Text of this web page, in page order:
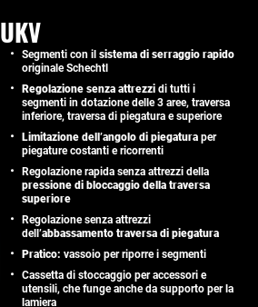
UKV
Segmenti con il sistema di serraggio rapido
originale Schechtl
Regolazione senza attrezzi di tutti i
segmenti in dotazione delle 3 aree, traversa
inferiore, traversa di piegatura e superiore
Limitazione dell’angolo di piegatura per
piegature costanti e ricorrenti
Regolazione rapida senza attrezzi della
pressione di bloccaggio della traversa
superiore
Regolazione senza attrezzi
dell’abbassamento traversa di piegatura
Pratico: vassoio per riporre i segmenti
Cassetta di stoccaggio per accessori e
utensili, che funge anche da supporto per la
lamiera